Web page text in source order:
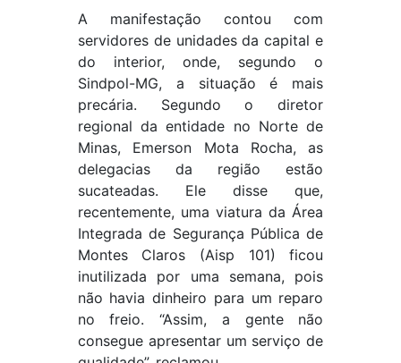
A manifestação contou com
servidores de unidades da capital e
do interior, onde, segundo o
Sindpol-MG, a situação é mais
precária. Segundo o diretor
regional da entidade no Norte de
Minas, Emerson Mota Rocha, as
delegacias da região estão
sucateadas. Ele disse que,
recentemente, uma viatura da Área
Integrada de Segurança Pública de
Montes Claros (Aisp 101) ficou
inutilizada por uma semana, pois
não havia dinheiro para um reparo
no freio. “Assim, a gente não
consegue apresentar um serviço de